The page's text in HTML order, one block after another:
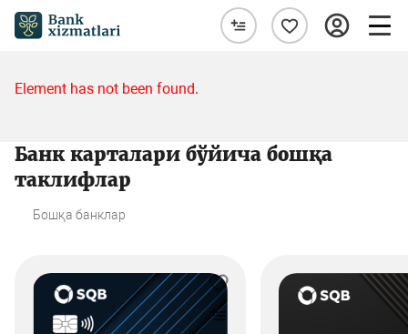
Element has not been found.
Банк карталари бўйича бошқа
таклифлар
Бошқа банклар